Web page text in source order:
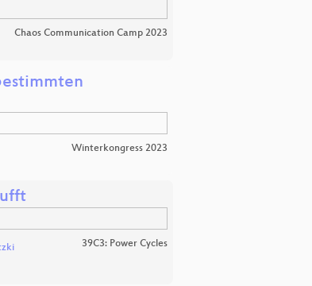
Chaos Communication Camp 2023
Winterkongress 2023
39C3: Power Cycles